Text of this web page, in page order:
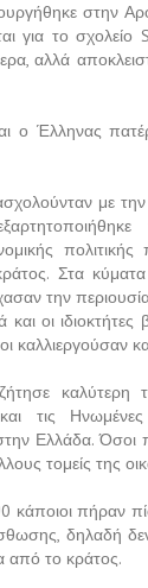
στην
για το
αλλά
ο Έλληνας
με
Στα
την
οι
καλλιεργούσαν
καλύτερη
τις Ηνωμένες
Ελλάδα.
τομείς της
κάποιοι πήραν
δηλαδή δεν
από το κράτος.